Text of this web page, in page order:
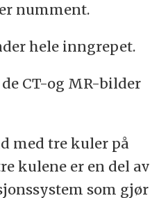
numment.
hele inngrepet.
CT-og MR-bilder
med tre kuler på
kulene er en del av
som gjør